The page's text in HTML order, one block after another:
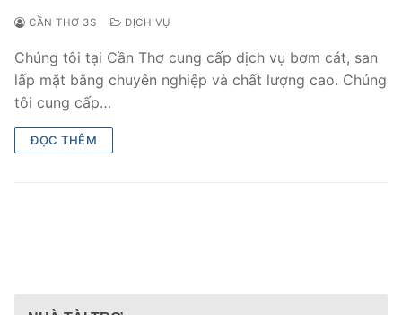
CẦN THƠ 3S DỊCH VỤ
Chúng tôi tại Cần Thơ cung cấp dịch vụ bơm cát, san
lấp mặt bằng chuyên nghiệp và chất lượng cao. Chúng
tôi cung cấp…
ĐỌC THÊM